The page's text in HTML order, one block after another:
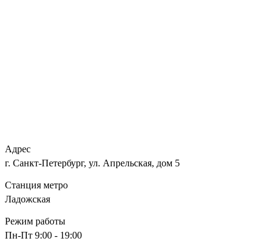
Адрес
г. Санкт-Петербург, ул. Апрельская, дом 5
Станция метро
Ладожская
Режим работы
Пн-Пт 9:00 - 19:00